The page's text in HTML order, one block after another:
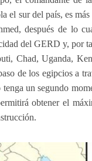
el sur del país, es
después de lo
del GERD y, por
Chad, Uganda,
de los egipcios a
un segundo
obtener el